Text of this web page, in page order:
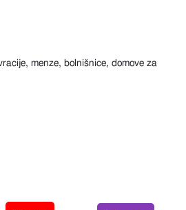
menze, bolnišnice, domove za